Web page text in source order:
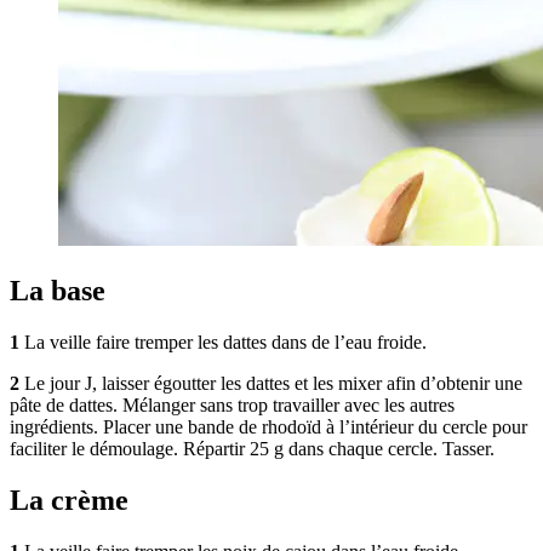
La base
1 La veille faire tremper les dattes dans de l’eau froide.
2 Le jour J, laisser égoutter les dattes et les mixer afin d’obtenir une
pâte de dattes. Mélanger sans trop travailler avec les autres
ingrédients. Placer une bande de rhodoïd à l’intérieur du cercle pour
faciliter le démoulage. Répartir 25 g dans chaque cercle. Tasser.
La crème